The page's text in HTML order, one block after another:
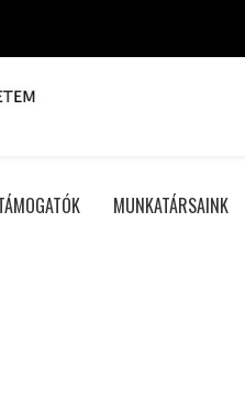
MUNKATÁRSAINK